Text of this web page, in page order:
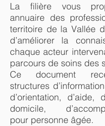
La filière vous
annuaire des
territoire de la Vallée
d’améliorer la
chaque acteur
parcours de soins des
Ce document
structures
d’orientation,
domicile,
pour personne âgée.